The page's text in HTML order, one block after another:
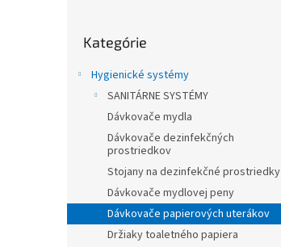
kategórie
Kategórie
Hygienické systémy
SANITÁRNE SYSTÉMY
Dávkovače mydla
Dávkovače dezinfekčných
prostriedkov
Stojany na dezinfekčné prostriedky
Dávkovače mydlovej peny
Dávkovače papierových uterákov
Držiaky toaletného papiera